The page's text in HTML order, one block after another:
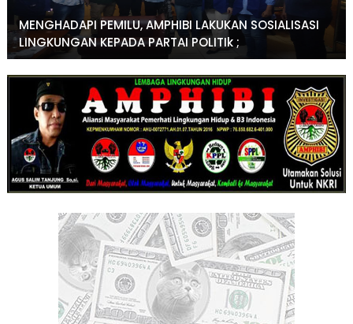
MENGHADAPI PEMILU, AMPHIBI LAKUKAN SOSIALISASI
LINGKUNGAN KEPADA PARTAI POLITIk ;